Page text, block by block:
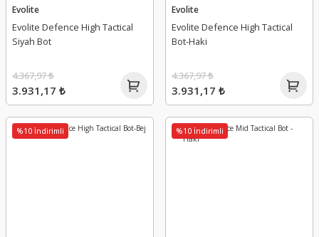
Evolite
Evolite Defence High Tactical
Siyah Bot
3.931,17 ₺
4.367,97 ₺
Evolite
Evolite Defence High Tactical
Bot-Haki
3.931,17 ₺
4.367,97 ₺
%10 İndirimli %10 İndirimli